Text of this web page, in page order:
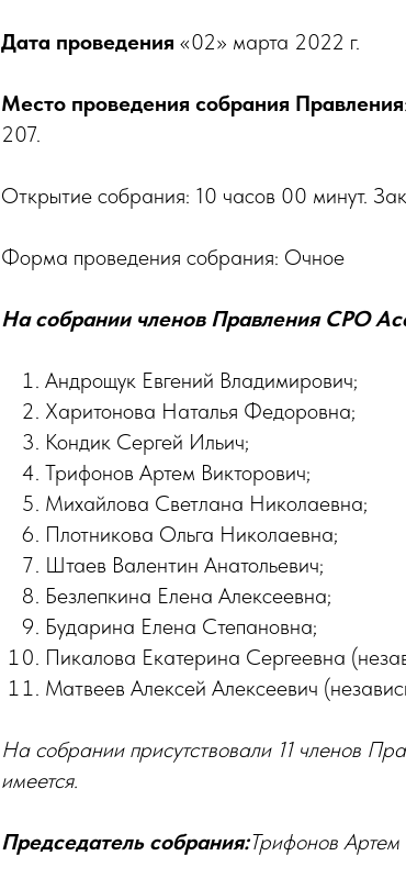
Дата проведения «02» марта 2022 г.
Место проведения собрания Правления
207.
Открытие собрания: 10 часов 00 минут.
Форма проведения собрания: Очное
На собрании членов Правления СРО
Андрощук Евгений Владимирович;
Харитонова Наталья Федоровна;
Кондик Сергей Ильич;
Трифонов Артем Викторович;
Михайлова Светлана Николаевна;
Плотникова Ольга Николаевна;
Штаев Валентин Анатольевич;
Безлепкина Елена Алексеевна;
Бударина Елена Степановна;
Пикалова Екатерина Сергеевна
Матвеев Алексей Алексеевич
На собрании присутствовали 11 членов
имеется.
Председатель собрания:Трифонов Артем